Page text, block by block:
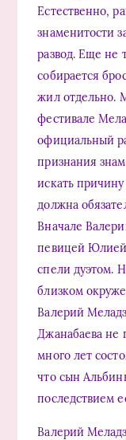
Естественно,
знаменитости
развод. Еще не
собирается
жил отдельно.
фестивале
официальный
признания
искать
должна
Вначале
певицей Юлией
спели дуэтом.
близком
Валерий
Джанабаева не
много лет
что сын
последствием
Валерий